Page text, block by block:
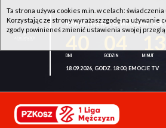
WKK ACTIVE HOTEL WROCŁAW - KSK
18.09.2026, GODZ. 18:00, EMOCJE TV
Ta strona używa cookies m.in. w celach:
Korzystając ze strony wyrażasz zgodę na używanie
zgody powinieneś zmienić ustawienia swojej